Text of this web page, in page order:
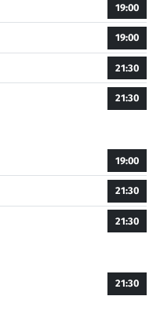
19:00
19:00
21:30
21:30
19:00
21:30
21:30
21:30